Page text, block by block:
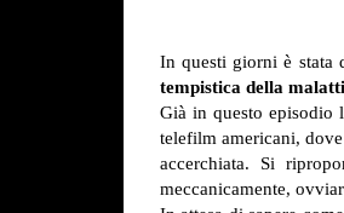
In questi giorni è stata
tempistica della
Già in questo episodio
telefilm americani,
accerchiata. Si
meccanicamente,